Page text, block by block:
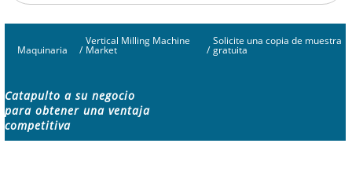
Maquinaria /
Vertical Milling Machine
Market /
Solicite una copia de muestra
gratuita
Catapulto a su negocio
para obtener una ventaja
competitiva